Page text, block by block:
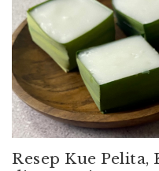
Resep Kue